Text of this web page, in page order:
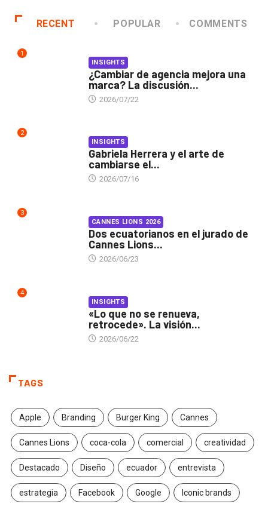
RECENT POPULAR COMMENTS
1
INSIGHTS
¿Cambiar de agencia mejora una
marca? La discusión...
2026/07/22
2
INSIGHTS
Gabriela Herrera y el arte de
cambiarse el...
2026/07/16
3
CANNES LIONS 2026
Dos ecuatorianos en el jurado de
Cannes Lions...
2026/06/23
4
INSIGHTS
«Lo que no se renueva,
retrocede». La visión...
2026/06/22
TAGS
Apple Branding Burger King Cannes
Cannes Lions coca-cola comercial creatividad
Destacado Diseño ecuador entrevista
estrategia Facebook Google Iconic brands